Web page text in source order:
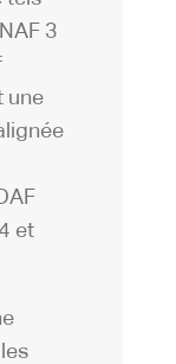
3
une
et